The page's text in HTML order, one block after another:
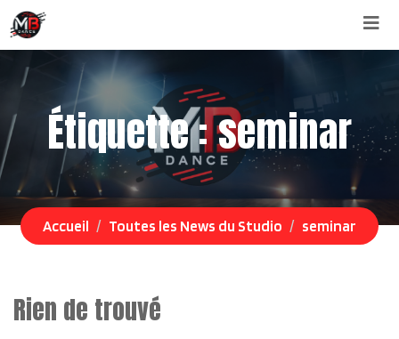
Aller
au
Étiquette :seminar
Accueil Toutes les News du Studio seminar
Rien de trouvé